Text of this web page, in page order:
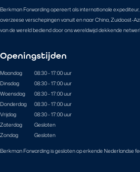
Berkman Forwarding opereert als internationale
overzeese verschepingen vanuit en naar China, Zuidoost-
van de wereld bediend door ons wereldwijd dekkende
Openingstijden
Maandag
08:30 - 17:00 uur
Dinsdag
08:30 - 17:00 uur
Woensdag
08:30 - 17:00 uur
Donderdag
08:30 - 17:00 uur
Vrijdag
08:30 - 17:00 uur
Zaterdag
Gesloten
Zondag
Gesloten
Berkman Forwarding is gesloten op erkende Nederlandse